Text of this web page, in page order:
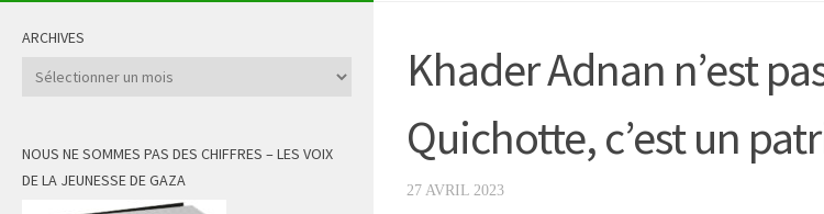
Khader Adnan n’est
Quichotte, c’est un
27 AVRIL 2023
ARCHIVES
Archives
NOUS NE SOMMES PAS DES CHIFFRES – LES VOIX
DE LA JEUNESSE DE GAZA